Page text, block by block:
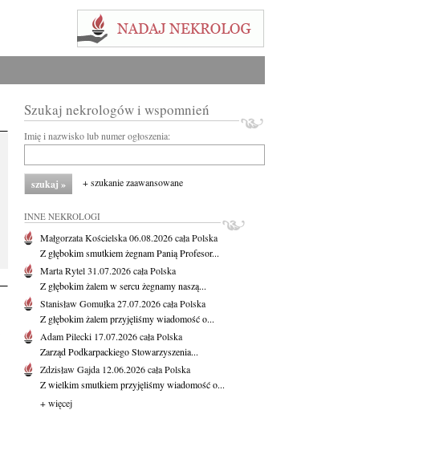
Szukaj nekrologów i wspomnień
Imię i nazwisko lub numer ogłoszenia:
+ szukanie zaawansowane
INNE NEKROLOGI
Małgorzata Kościelska06.08.2026cała Polska
Z głębokim smutkiem żegnam Panią Profesor...
Marta Rytel31.07.2026cała Polska
Z głębokim żalem w sercu żegnamy naszą...
Stanisław Gomułka27.07.2026cała Polska
Z głębokim żalem przyjęliśmy wiadomość o...
Adam Pilecki 17.07.2026cała Polska
Zarząd Podkarpackiego Stowarzyszenia...
Zdzisław Gajda 12.06.2026cała Polska
Z wielkim smutkiem przyjęliśmy wiadomość o...
+ więcej